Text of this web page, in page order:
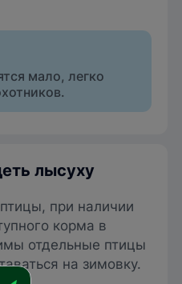
мало, легко
лысуху
при наличии
корма в
отдельные птицы
на зимовку.